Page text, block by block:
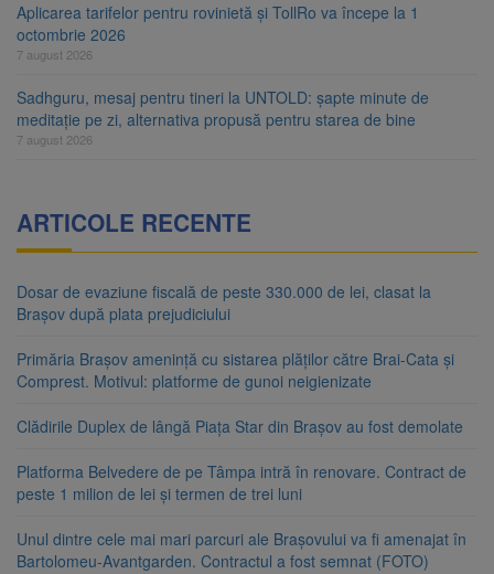
Aplicarea tarifelor pentru rovinietă și TollRo va începe la 1
octombrie 2026
7 august 2026
Sadhguru, mesaj pentru tineri la UNTOLD: șapte minute de
meditație pe zi, alternativa propusă pentru starea de bine
7 august 2026
ARTICOLE RECENTE
Dosar de evaziune fiscală de peste 330.000 de lei, clasat la
Brașov după plata prejudiciului
Primăria Brașov amenință cu sistarea plăților către Brai-Cata și
Comprest. Motivul: platforme de gunoi neigienizate
Clădirile Duplex de lângă Piața Star din Brașov au fost demolate
Platforma Belvedere de pe Tâmpa intră în renovare. Contract de
peste 1 milion de lei și termen de trei luni
Unul dintre cele mai mari parcuri ale Brașovului va fi amenajat în
Bartolomeu-Avantgarden. Contractul a fost semnat (FOTO)